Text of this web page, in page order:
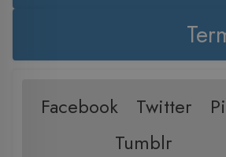
Facebook Twitter
Tumblr